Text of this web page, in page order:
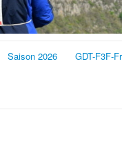
Saison 2026 GDT-F3F-